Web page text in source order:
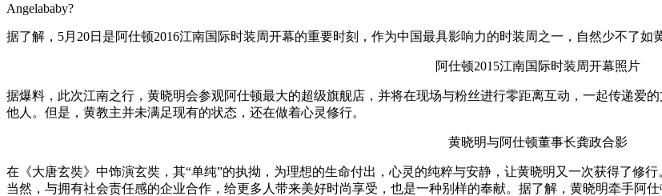
Angelababy?
据了解，5月20日是阿仕顿2016江南国际时装周开幕的重要时刻，作为中国最具影响力的时装周之一，自然少不了如
阿仕顿2015江南国际时装周开幕照片
据爆料，此次江南之行，黄晓明会参观阿仕顿最大的超级旗舰店，并将在现场与粉丝进行零距离互动，一起传递爱
他人。但是，黄教主并未满足现有的状态，还在做着心灵修行。
黄晓明与阿仕顿董事长龚政合影
在《大唐玄奘》中饰演玄奘，其“单纯”的执拗，为理想的生命付出，心灵的纯粹与安静，让黄晓明又一次获得了修
当然，与拥有社会责任感的企业合作，给更多人带来美好时尚享受，也是一种别样的奉献。据了解，黄晓明牵手阿